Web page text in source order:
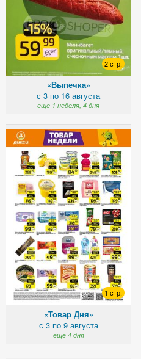
2 стр.
«Выпечка»
с 3 по 16 августа
еще 1 неделя, 4 дня
1 стр.
«Товар Дня»
с 3 по 9 августа
еще 4 дня